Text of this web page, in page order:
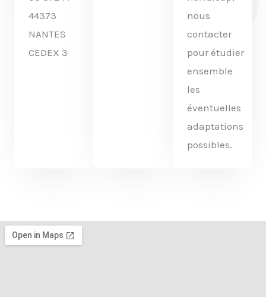
44373
NANTES
CEDEX 3
nous
contacter
pour étudier
ensemble
les
éventuelles
adaptations
possibles.